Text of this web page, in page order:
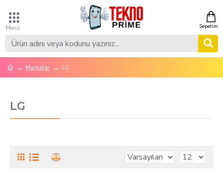
Markalar LG
LG